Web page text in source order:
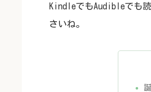
KindleでもAudibleでも
さいね。